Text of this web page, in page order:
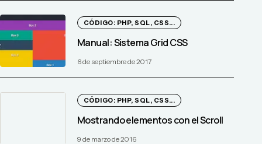
CÓDIGO: PHP, SQL, CSS...
Manual: Sistema Grid CSS
6 de septiembre de 2017
CÓDIGO: PHP, SQL, CSS...
Mostrando elementos con el Scroll
9 de marzo de 2016